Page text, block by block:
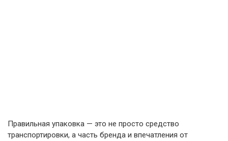
Правильная упаковка — это не просто средство
транспортировки, а часть бренда и впечатления от